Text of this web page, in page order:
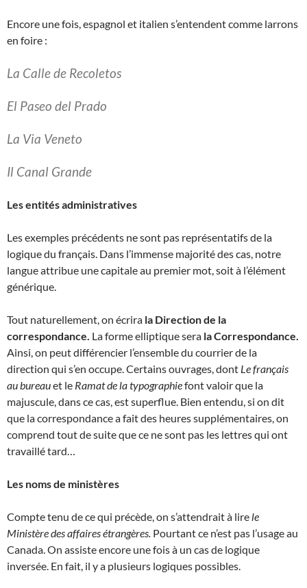
Encore une fois, espagnol et italien s’entendent comme larrons
en foire :
La Calle de Recoletos
El Paseo del Prado
La Via Veneto
Il Canal Grande
Les entités administratives
Les exemples précédents ne sont pas représentatifs de la
logique du français. Dans l’immense majorité des cas, notre
langue attribue une capitale au premier mot, soit à l’élément
générique.
Tout naturellement, on écrira la Direction de la
correspondance. La forme elliptique sera la Correspondance.
Ainsi, on peut différencier l’ensemble du courrier de la
direction qui s’en occupe. Certains ouvrages, dont Le français
au bureauet le Ramat de la typographiefont valoir que la
majuscule, dans ce cas, est superflue. Bien entendu, si on dit
que la correspondance a fait des heures supplémentaires, on
comprend tout de suite que ce ne sont pas les lettres qui ont
travaillé tard…
Les noms de ministères
Compte tenu de ce qui précède, on s’attendrait à lire le
Ministère des affaires étrangères. Pourtant ce n’est pas l’usage au
Canada. On assiste encore une fois à un cas de logique
inversée. En fait, il y a plusieurs logiques possibles.